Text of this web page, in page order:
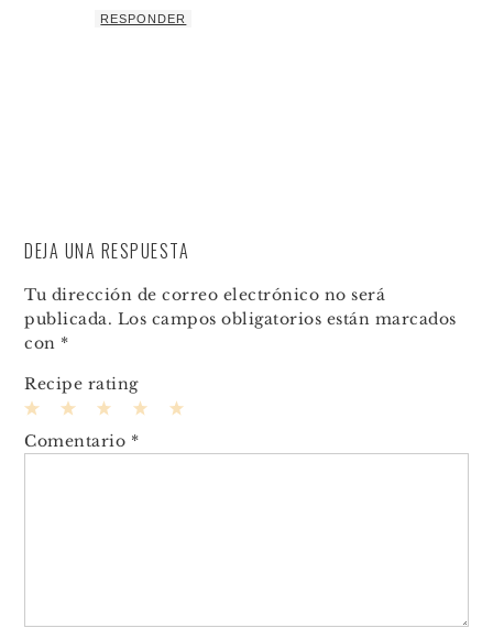
RESPONDER
DEJA UNA RESPUESTA
Tu dirección de correo electrónico no será
publicada. Los campos obligatorios están marcados
con *
Recipe rating
Stars
4
Stars
3
Stars
2
Stars
1
Star
Comentario *